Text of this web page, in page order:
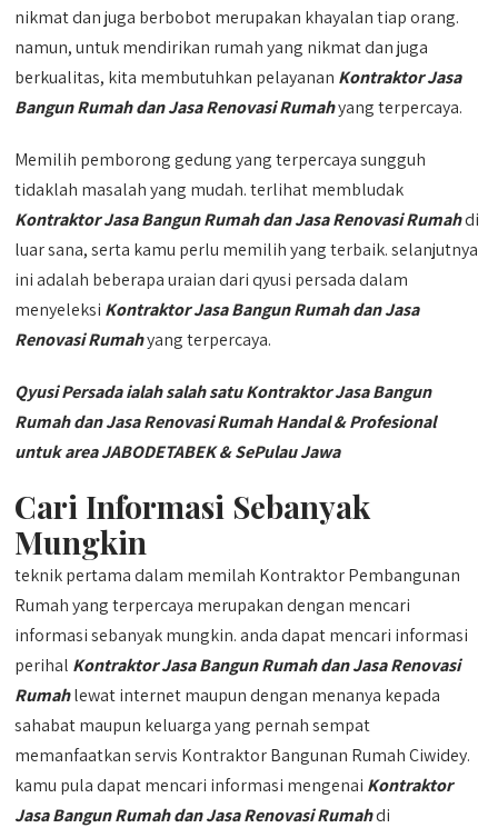
nikmat dan juga berbobot merupakan khayalan tiap orang.
namun, untuk mendirikan rumah yang nikmat dan juga
berkualitas, kita membutuhkan pelayanan Kontraktor Jasa
Bangun Rumah dan Jasa Renovasi Rumahyang terpercaya.
Memilih pemborong gedung yang terpercaya sungguh
tidaklah masalah yang mudah. terlihat membludak
Kontraktor Jasa Bangun Rumah dan Jasa Renovasi Rumahdi
luar sana, serta kamu perlu memilih yang terbaik. selanjutnya
ini adalah beberapa uraian dari qyusi persada dalam
menyeleksi Kontraktor Jasa Bangun Rumah dan Jasa
Renovasi Rumahyang terpercaya.
Qyusi Persada ialah salah satu Kontraktor Jasa Bangun
Rumah dan Jasa Renovasi Rumah Handal & Profesional
untuk area JABODETABEK & SePulau Jawa
Cari Informasi Sebanyak
Mungkin
teknik pertama dalam memilah Kontraktor Pembangunan
Rumah yang terpercaya merupakan dengan mencari
informasi sebanyak mungkin. anda dapat mencari informasi
perihal Kontraktor Jasa Bangun Rumah dan Jasa Renovasi
Rumahlewat internet maupun dengan menanya kepada
sahabat maupun keluarga yang pernah sempat
memanfaatkan servis Kontraktor Bangunan Rumah Ciwidey.
kamu pula dapat mencari informasi mengenai Kontraktor
Jasa Bangun Rumah dan Jasa Renovasi Rumahdi